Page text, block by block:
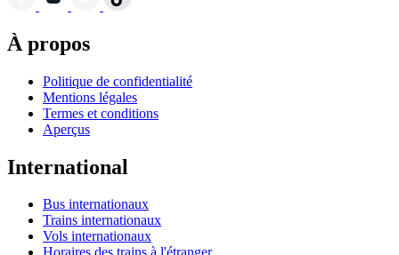
À propos
Politique de confidentialité
Mentions légales
Termes et conditions
Aperçus
International
Bus internationaux
Trains internationaux
Vols internationaux